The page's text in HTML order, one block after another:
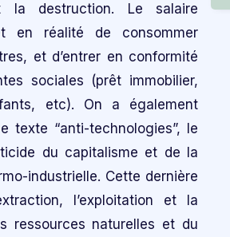
la destruction. Le salaire
en réalité de consommer
et d’entrer en conformité
sociales (prêt immobilier,
etc). On a également
texte “anti-technologies”, le
du capitalisme et de la
industrielle. Cette dernière
l’exploitation et la
ressources naturelles et du